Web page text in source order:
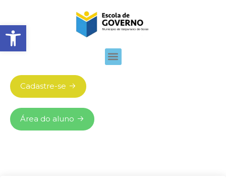
Abrir barra de ferramentas
Cadastre-se
Área do aluno